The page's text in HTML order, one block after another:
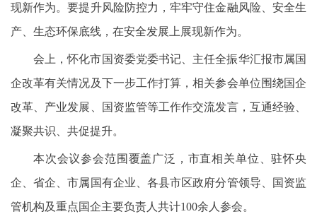
现新作为。要提升风险防控力，牢牢守住金融风险、安全生
产、生态环保底线，在安全发展上展现新作为。
会上，怀化市国资委党委书记、主任全振华汇报市属国
企改革有关情况及下一步工作打算，相关参会单位围绕国企
改革、产业发展、国资监管等工作作交流发言，互通经验、
凝聚共识、共促提升。
本次会议参会范围覆盖广泛，市直相关单位、驻怀央
企、省企、市属国有企业、各县市区政府分管领导、国资监
管机构及重点国企主要负责人共计100余人参会。